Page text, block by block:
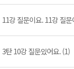
11강 질문이요. 11강 질
3탄 10강 질문있어요. (1)